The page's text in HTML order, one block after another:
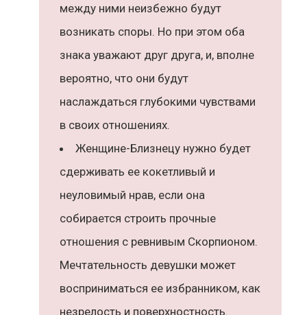
между ними неизбежно будут
возникать споры. Но при этом оба
знака уважают друг друга, и, вполне
вероятно, что они будут
наслаждаться глубокими чувствами
в своих отношениях.
Женщине-Близнецу нужно будет
сдерживать ее кокетливый и
неуловимый нрав, если она
собирается строить прочные
отношения с ревнивым Скорпионом.
Мечтательность девушки может
восприниматься ее избранником, как
незрелость и поверхностность.